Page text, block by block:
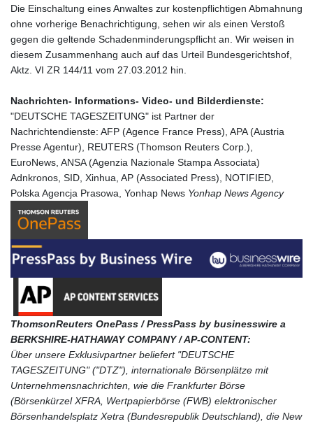
Die Einschaltung eines Anwaltes zur kostenpflichtigen Abmahnung
ohne vorherige Benachrichtigung, sehen wir als einen Verstoß
gegen die geltende Schadenminderungspflicht an. Wir weisen in
diesem Zusammenhang auch auf das Urteil Bundesgerichtshof,
Aktz. VI ZR 144/11 vom 27.03.2012 hin.
Nachrichten- Informations- Video- und Bilderdienste:
"DEUTSCHE TAGESZEITUNG" ist Partner der
Nachrichtendienste: AFP (Agence France Press), APA (Austria
Presse Agentur), REUTERS (Thomson Reuters Corp.),
EuroNews, ANSA (Agenzia Nazionale Stampa Associata)
Adnkronos, SID, Xinhua, AP (Associated Press), NOTIFIED,
Polska Agencja Prasowa, Yonhap News Yonhap News Agency
ThomsonReuters OnePass / PressPass by businesswire a
BERKSHIRE-HATHAWAY COMPANY / AP-CONTENT:
Über unsere Exklusivpartner beliefert "DEUTSCHE
TAGESZEITUNG" ("DTZ"), internationale Börsenplätze mit
Unternehmensnachrichten, wie die Frankfurter Börse
(Börsenkürzel XFRA, Wertpapierbörse (FWB) elektronischer
Börsenhandelsplatz Xetra (Bundesrepublik Deutschland), die New